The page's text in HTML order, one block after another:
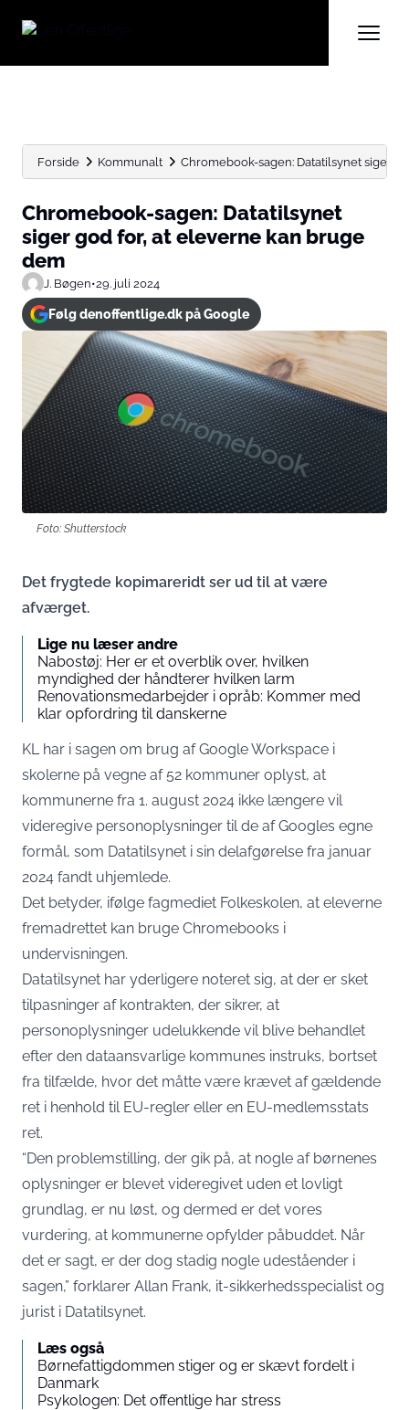
Forside Kommunalt Chromebook-sagen: Datatilsynet siger
Chromebook-sagen: Datatilsynet
siger god for, at eleverne kan bruge
dem
J. Bøgen•29. juli 2024
Følg denoffentlige.dk på Google
Foto: Shutterstock
Det frygtede kopimareridt ser ud til at være
afværget.
Lige nu læser andre
Nabostøj: Her er et overblik over, hvilken
myndighed der håndterer hvilken larm
Renovationsmedarbejder i opråb: Kommer med
klar opfordring til danskerne
KL har i sagen om brug af Google Workspace i
skolerne på vegne af 52 kommuner oplyst, at
kommunerne fra 1. august 2024 ikke længere vil
videregive personoplysninger til de af Googles egne
formål, som Datatilsynet i sin delafgørelse fra januar
2024 fandt uhjemlede.
Det betyder, ifølge fagmediet Folkeskolen, at eleverne
fremadrettet kan bruge Chromebooks i
undervisningen.
Datatilsynet har yderligere noteret sig, at der er sket
tilpasninger af kontrakten, der sikrer, at
personoplysninger udelukkende vil blive behandlet
efter den dataansvarlige kommunes instruks, bortset
fra tilfælde, hvor det måtte være krævet af gældende
ret i henhold til EU-regler eller en EU-medlemsstats
ret.
“Den problemstilling, der gik på, at nogle af børnenes
oplysninger er blevet videregivet uden et lovligt
grundlag, er nu løst, og dermed er det vores
vurdering, at kommunerne opfylder påbuddet. Når
det er sagt, er der dog stadig nogle udeståender i
sagen,” forklarer Allan Frank, it-sikkerhedsspecialist og
jurist i Datatilsynet.
Læs også
Børnefattigdommen stiger og er skævt fordelt i
Danmark
Psykologen: Det offentlige har stress